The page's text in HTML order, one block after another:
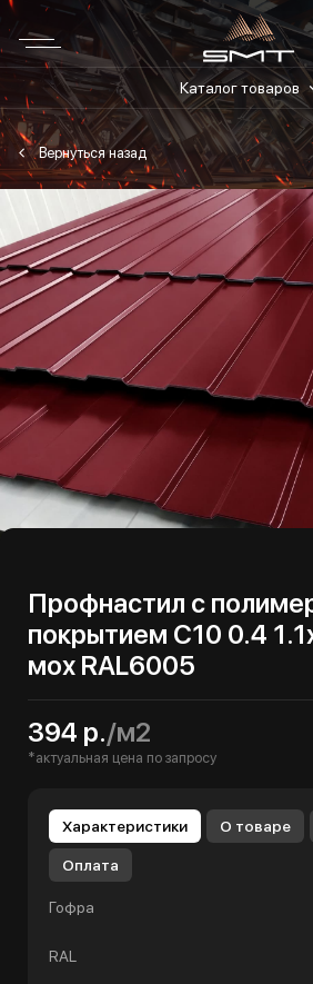
Каталог товаров
Профнастил с
покрытием С10 0.4
мох RAL6005
394 р./м2
*актуальная цена по запросу
Характеристики О товаре
Оплата
Гофра
RAL